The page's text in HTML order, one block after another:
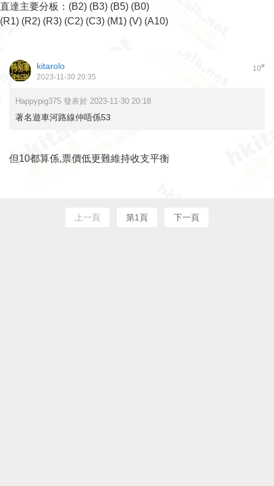
直達主要分板： (B2) (B3) (B5) (B0)
(R1) (R2) (R3) (C2) (C3) (M1) (V) (A10)
10#
kitarolo
2023-11-30 20:35
Happypig375 發表於 2023-11-30 20:18
著名遊車河路線仲唔係53
但10都算係,票價低更難維持收支平衡
上一頁 第1頁 下一頁